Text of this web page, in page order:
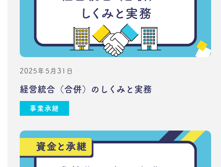
2025年5月31日
経営統合（合併）のしくみと実務
事業承継